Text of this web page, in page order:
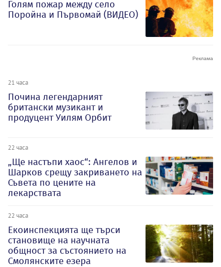
Голям пожар между село
Поройна и Първомай (ВИДЕО)
21 часа
Почина легендарният
британски музикант и
продуцент Уилям Орбит
22 часа
„Ще настъпи хаос“: Ангелов и
Шарков срещу закриването на
Съвета по цените на
лекарствата
22 часа
Екоинспекцията ще търси
становище на научната
общност за състоянието на
Смолянските езера